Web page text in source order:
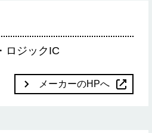
ロジックIC
メーカーのHPへ